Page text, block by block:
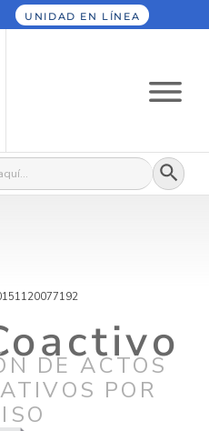
UNIDAD EN LÍNEA
Botón
DE ACTOS
POR